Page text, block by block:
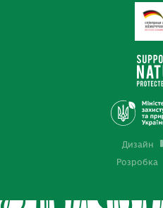
Дизайн
Розробка